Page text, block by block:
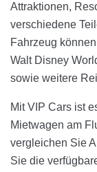
Attraktionen,
verschiedene
Fahrzeug
Walt Disney
sowie weitere
Mit VIP Cars ist
Mietwagen am
vergleichen Sie
Sie die